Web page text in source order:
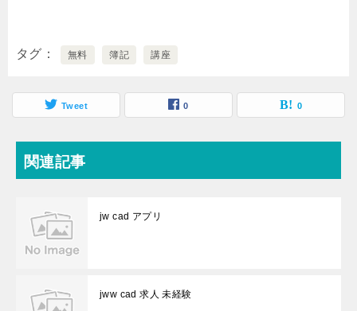
タグ 無料 簿記 講座
Tweet 0 0
関連記事
jw cad アプリ
jww cad 求人 未経験